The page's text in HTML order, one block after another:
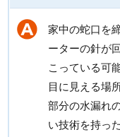
家中の蛇口を
ーターの針が
こっている可
目に見える場
部分の水漏れ
い技術を持っ